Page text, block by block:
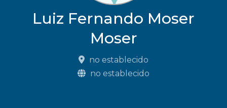
Luiz Fernando Moser
Moser
no establecido
no establecido